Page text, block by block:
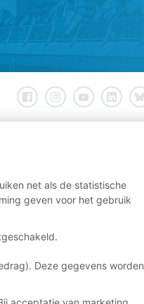
net als de statistische
geven voor het gebruik
Deze gegevens worden